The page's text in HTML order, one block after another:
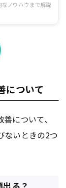
ノウハウまで解説
について
について、
ないときの2つ